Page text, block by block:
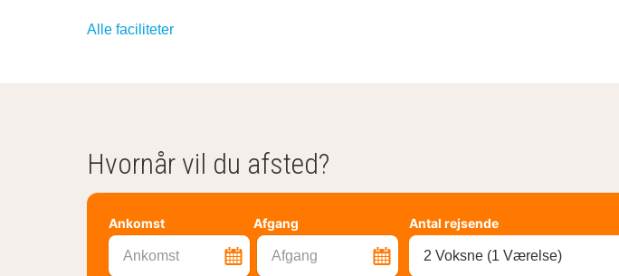
Alle faciliteter
Hvornår vil du afsted?
Ankomst Afgang
Ankomst Afgang
Antal rejsende
2 Voksne (1 Værelse)